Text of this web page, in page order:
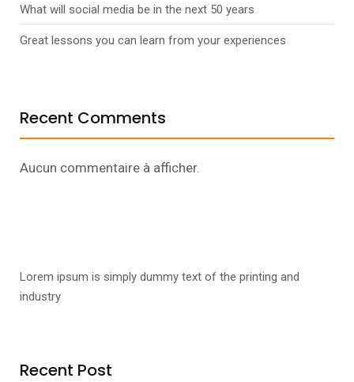
What will social media be in the next 50 years
Great lessons you can learn from your experiences
Recent Comments
Aucun commentaire à afficher.
Lorem ipsum is simply dummy text of the printing and
industry
Recent Post